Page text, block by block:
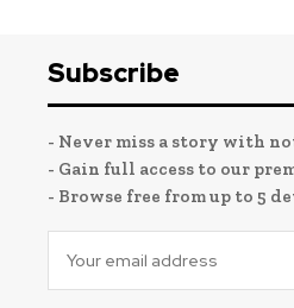
Subscribe
- Never miss a story with
- Gain full access to our
- Browse free from up to 5